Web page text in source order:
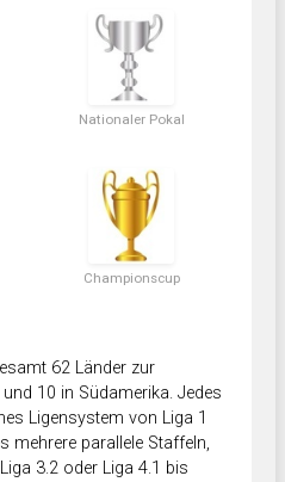
Nationaler Pokal
Championscup
62 Länder zur
10 in Südamerika. Jedes
Ligensystem von Liga 1
mehrere parallele Staffeln,
3.2 oder Liga 4.1 bis